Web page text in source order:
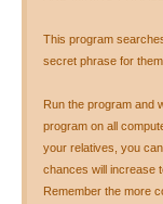
This program
secret phrase for
Run the program and
program on all
your relatives, you
chances will increase
Remember the more